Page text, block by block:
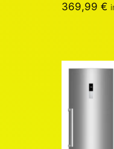
369,99 €